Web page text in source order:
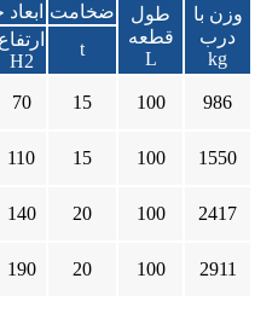
ضخامت
طول
قطعه
L
وزن با
درب
kg
ارتفاع
H2
t
70 15 100 986
110 15 100 1550
140 20 100 2417
190 20 100 2911